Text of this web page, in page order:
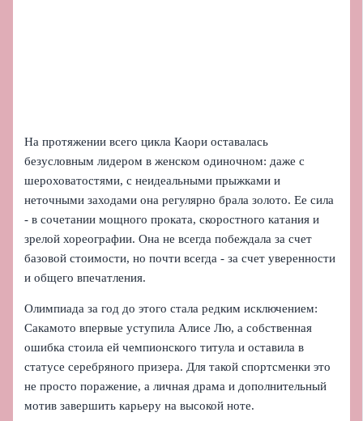
На протяжении всего цикла Каори оставалась
безусловным лидером в женском одиночном: даже с
шероховатостями, с неидеальными прыжками и
неточными заходами она регулярно брала золото. Ее сила
- в сочетании мощного проката, скоростного катания и
зрелой хореографии. Она не всегда побеждала за счет
базовой стоимости, но почти всегда - за счет уверенности
и общего впечатления.
Олимпиада за год до этого стала редким исключением:
Сакамото впервые уступила Алисе Лю, а собственная
ошибка стоила ей чемпионского титула и оставила в
статусе серебряного призера. Для такой спортсменки это
не просто поражение, а личная драма и дополнительный
мотив завершить карьеру на высокой ноте.